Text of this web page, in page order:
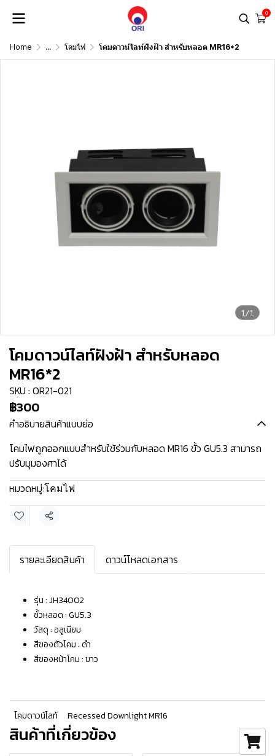
0
Home ... โคมไฟ โคมดาวน์ไลท์ฝังฝ้า สำหรับหลอด MR16*2
1/1
โคมดาวน์ไลท์ฝังฝ้า สำหรับหลอด
MR16*2
SKU : OR21-021
฿300
คำอธิบายสินค้าแบบย่อ
โคมไฟถูกออกแบบสำหรับใช้ร่วมกับหลอด MR16 ขั้ว GU5.3 สามารถ
ปรับมุมองศาได้
หมวดหมู่:โคมไฟ
แชร์
รายละเอียดสินค้า ดาวน์โหลดเอกสาร
รุ่น : JH34002
ขั้วหลอด : GU5.3
วัสดุ : อลูเนียม
สีของตัวโคม : ดำ
สีของหน้าโคม : ขาว
โคมดาวน์ไลท์ Recessed Downlight MR16
สินค้าที่เกี่ยวข้อง